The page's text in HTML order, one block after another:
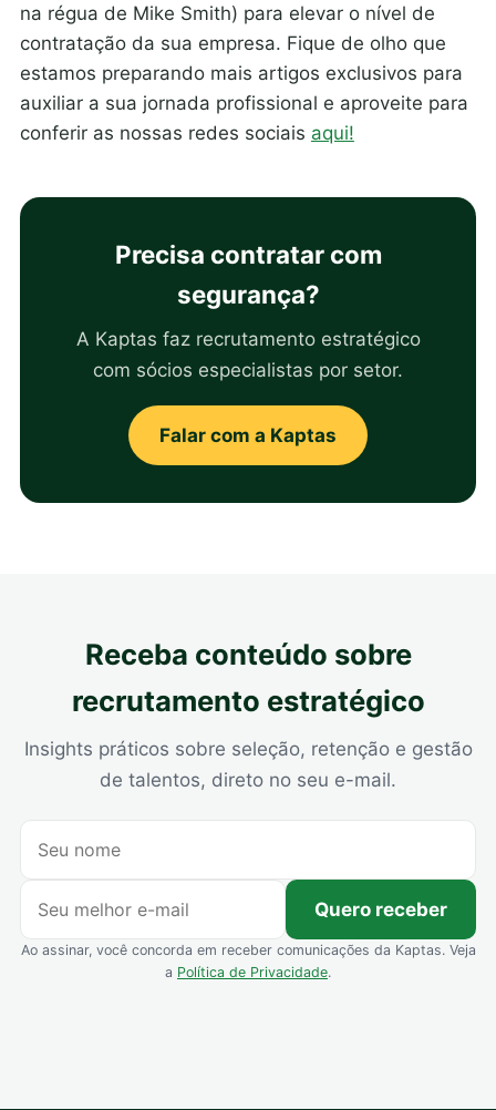
na régua de Mike Smith) para elevar o nível de
contratação da sua empresa. Fique de olho que
estamos preparando mais artigos exclusivos para
auxiliar a sua jornada profissional e aproveite para
conferir as nossas redes sociais aqui!
Precisa contratar com
segurança?
A Kaptas faz recrutamento estratégico
com sócios especialistas por setor.
Falar com a Kaptas
Receba conteúdo sobre
recrutamento estratégico
Insights práticos sobre seleção, retenção e gestão
de talentos, direto no seu e-mail.
Quero receber
Ao assinar, você concorda em receber comunicações da Kaptas. Veja
a Política de Privacidade.